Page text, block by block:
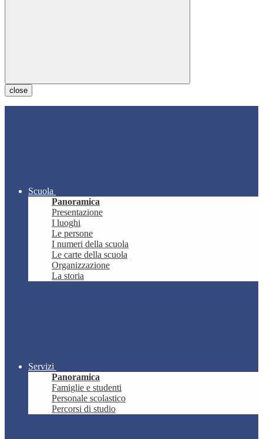
close
Scuola
Panoramica
Presentazione
I luoghi
Le persone
I numeri della scuola
Le carte della scuola
Organizzazione
La storia
Servizi
Panoramica
Famiglie e studenti
Personale scolastico
Percorsi di studio